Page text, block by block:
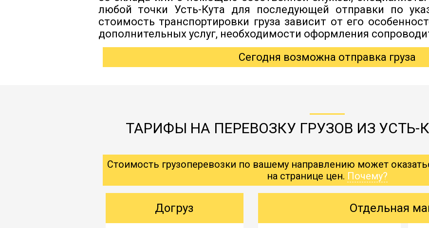
любой точки Усть-Кута для последующей отправки по
стоимость транспортировки груза зависит от его
дополнительных услуг, необходимости оформления
Сегодня возможна отправка груза
ТАРИФЫ НА ПЕРЕВОЗКУ ГРУЗОВ ИЗ УСТЬ-
Стоимость грузоперевозки по вашему направлению может
на странице цен. Почему?
Догруз Отдельная